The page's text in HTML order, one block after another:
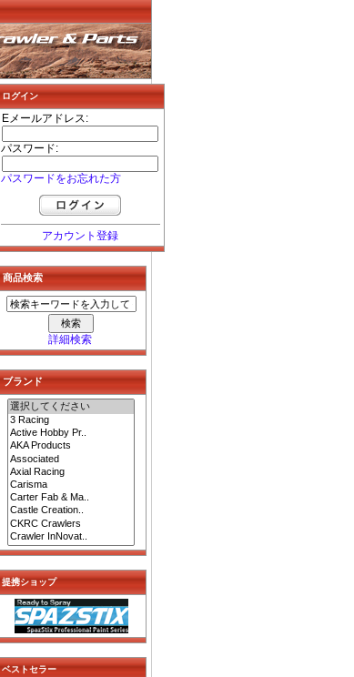
ログイン
Eメールアドレス:
パスワード:
パスワードをお忘れた方
アカウント登録
商品検索
詳細検索
ブランド
提携ショップ
ベストセラー